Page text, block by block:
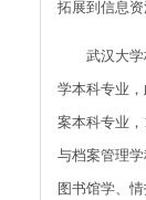
拓展到信息资
武汉大学档
学本科专业
案本科专业
与档案管理
图书馆学、